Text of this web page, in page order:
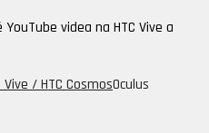
videa na HTC Vive a
Vive / HTC CosmosOculus